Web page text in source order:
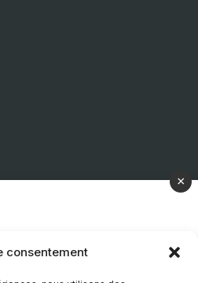
consentement
×